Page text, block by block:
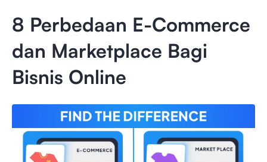
8 Perbedaan E-Commerce
dan Marketplace Bagi
Bisnis Online